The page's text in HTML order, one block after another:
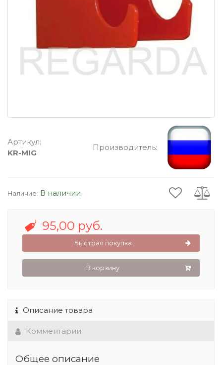
Артикул:
KR-MIG
Производитель:
Наличие: В наличии
95,00 руб.
Быстрая покупка
В корзину
Описание товара
Комментарии
Общее описание